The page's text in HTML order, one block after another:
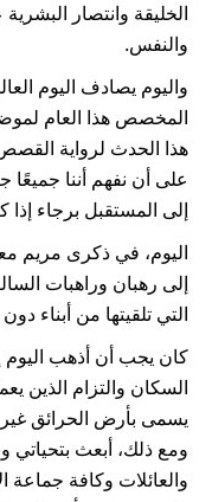
الخليقة وانتصار
والنفس.
واليوم يصادف اليوم
المخصص هذا العام
هذا الحدث لرواية القصص
على أن نفهم أننا جميعًا
إلى المستقبل برجاء إذا
اليوم، في ذكرى مريم
إلى رهبان وراهبات
التي تلقيتها من أبناء
كان يجب أن أذهب اليوم
السكان والتزام الذين
يسمى بأرض الحرائق غير
ومع ذلك، أبعث
والعائلات وكافة جماعة